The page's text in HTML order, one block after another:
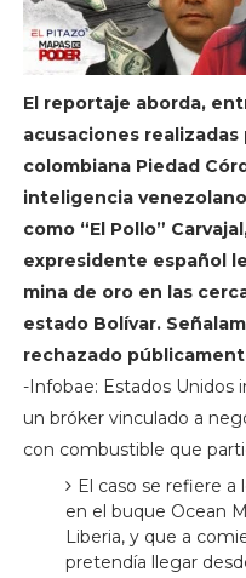
El reportaje aborda,
acusaciones realizadas
colombiana Piedad
inteligencia
como “El Pollo”
expresidente español
mina de oro en las
estado Bolívar.
rechazado
-Infobae: Estados Unidos
un bróker vinculado a
con combustible que
El caso se refiere a
en el buque Ocean
Liberia, y que a
pretendía llegar